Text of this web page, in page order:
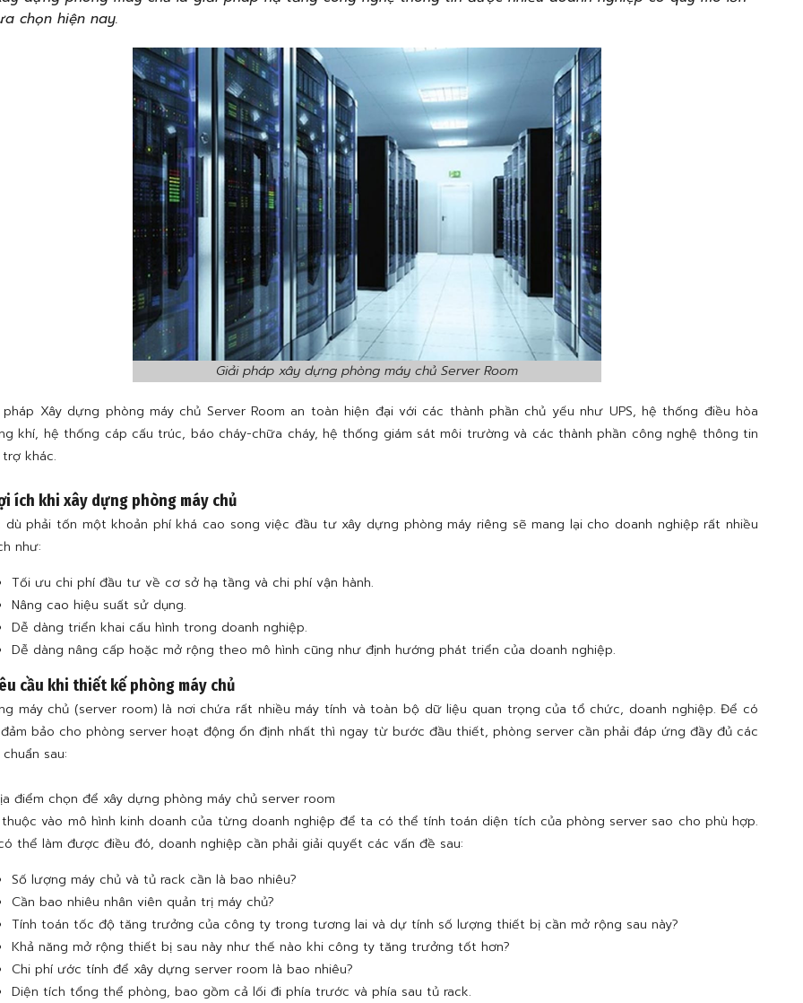
chọn hiện nay.
Giải pháp xây dựng phòng máy chủ Server Room
pháp Xây dựng phòng máy chủ Server Room an toàn hiện đại với các thành phần chủ yếu như UPS, hệ thống điều hòa
khí, hệ thống cáp cấu trúc, báo cháy-chữa cháy, hệ thống giám sát môi trường và các thành phần công nghệ thông tin
khác.
ích khi xây dựng phòng máy chủ
dù phải tốn một khoản phí khá cao song việc đầu tư xây dựng phòng máy riêng sẽ mang lại cho doanh nghiệp rất nhiều
như:
Tối ưu chi phí đầu tư về cơ sở hạ tầng và chi phí vận hành.
Nâng cao hiệu suất sử dụng.
Dễ dàng triển khai cấu hình trong doanh nghiệp.
Dễ dàng nâng cấp hoặc mở rộng theo mô hình cũng như định hướng phát triển của doanh nghiệp.
cầu khi thiết kế phòng máy chủ
máy chủ (server room) là nơi chứa rất nhiều máy tính và toàn bộ dữ liệu quan trọng của tổ chức, doanh nghiệp. Để có
bảo cho phòng server hoạt động ổn định nhất thì ngay từ bước đầu thiết, phòng server cần phải đáp ứng đầy đủ các
sau:
điểm chọn để xây dựng phòng máy chủ server room
vào mô hình kinh doanh của từng doanh nghiệp để ta có thể tính toán diện tích của phòng server sao cho phù hợp.
thể làm được điều đó, doanh nghiệp cần phải giải quyết các vấn đề sau:
Số lượng máy chủ và tủ rack cần là bao nhiêu?
Cần bao nhiêu nhân viên quản trị máy chủ?
Tính toán tốc độ tăng trưởng của công ty trong tương lai và dự tính số lượng thiết bị cần mở rộng sau này?
Khả năng mở rộng thiết bị sau này như thế nào khi công ty tăng trưởng tốt hơn?
Chi phí ước tính để xây dựng server room là bao nhiêu?
Diện tích tổng thể phòng, bao gồm cả lối đi phía trước và phía sau tủ rack.